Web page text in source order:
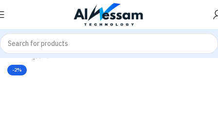
Home ميموري - Memories Laptop Memories
-2%